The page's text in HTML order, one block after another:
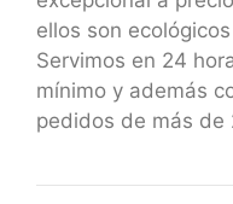
ellos son
Servimos en 24
mínimo y además
pedidos de más de